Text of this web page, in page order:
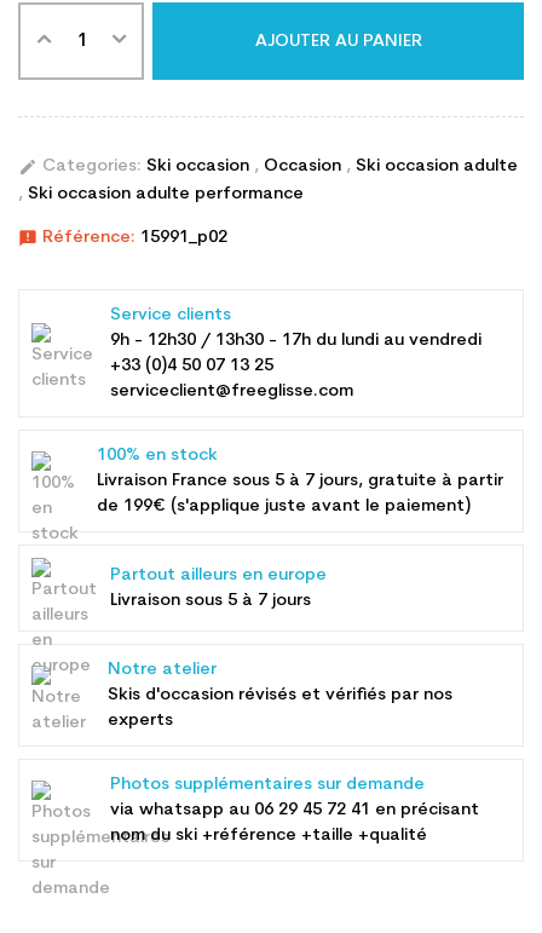
AJOUTER AU PANIER
edit Categories: Ski occasion , Occasion , Ski occasion adulte
, Ski occasion adulte performance
announcement Référence: 15991_p02
Service clients
9h - 12h30 / 13h30 - 17h du lundi au vendredi
+33 (0)4 50 07 13 25
serviceclient@freeglisse.com
100% en stock
Livraison France sous 5 à 7 jours, gratuite à partir
de 199€ (s'applique juste avant le paiement)
Partout ailleurs en europe
Livraison sous 5 à 7 jours
Notre atelier
Skis d'occasion révisés et vérifiés par nos
experts
Photos supplémentaires sur demande
via whatsapp au 06 29 45 72 41 en précisant
nom du ski +référence +taille +qualité